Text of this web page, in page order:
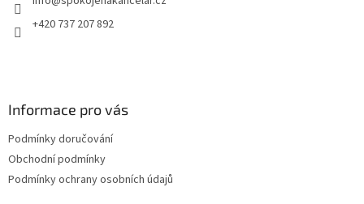
+420 737 207 892
Informace pro vás
Podmínky doručování
Obchodní podmínky
Podmínky ochrany osobních údajů